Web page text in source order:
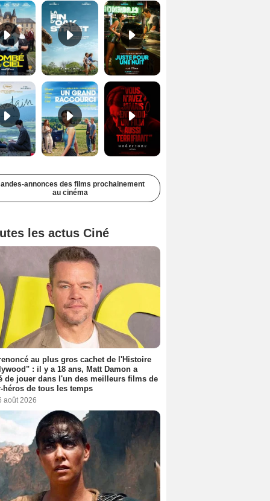
Soudain Bande-annonce VF STFR Un grand raccourci Bande-annonce VF
annonces des films prochainement
au cinéma
les actus Ciné
au plus gros cachet de l'Histoire
: il y a 18 ans, Matt Damon a
de jouer dans l'un des meilleurs films de
héros de tous les temps
août 2026